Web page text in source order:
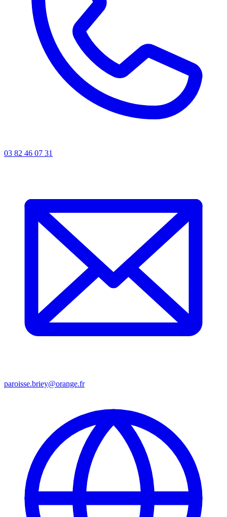
03 82 46 07 31
paroisse.briey@orange.fr